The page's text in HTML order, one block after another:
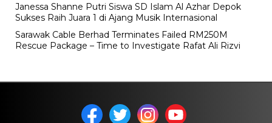
Janessa Shanne Putri Siswa SD Islam Al Azhar Depok
Sukses Raih Juara 1 di Ajang Musik Internasional
Sarawak Cable Berhad Terminates Failed RM250M
Rescue Package – Time to Investigate Rafat Ali Rizvi